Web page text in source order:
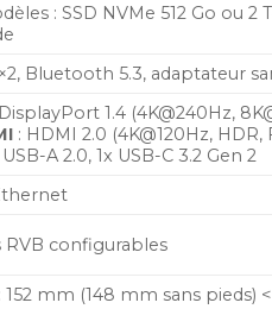
: SSD NVMe 512 Go ou
Bluetooth 5.3, adaptateur
1.4 (4K@240Hz,
: HDMI 2.0 (4K@120Hz, HDR,
A 2.0, 1x USB-C 3.2 Gen 2
RVB configurables
152 mm (148 mm sans